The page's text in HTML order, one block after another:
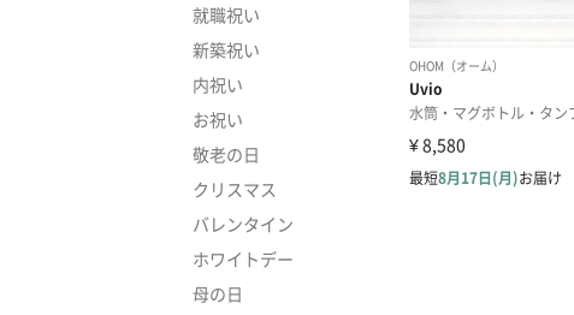
就職祝い
新築祝い
内祝い
お祝い
敬老の日
クリスマス
バレンタイン
ホワイトデー
母の日